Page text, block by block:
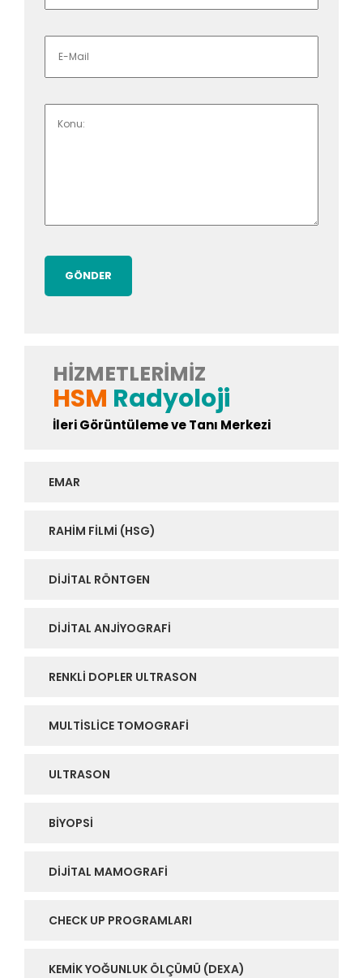
HIZMETLERIMIZ
HSM Radyoloji
İleri Görüntüleme ve Tanı Merkezi
EMAR
RAHIM FILMI (HSG)
DIJITAL RÖNTGEN
DIJITAL ANJIYOGRAFI
RENKLI DOPLER ULTRASON
MULTISLICE TOMOGRAFI
ULTRASON
BIYOPSI
DIJITAL MAMOGRAFI
CHECK UP PROGRAMLARI
KEMIK YOĞUNLUK ÖLÇÜMÜ (DEXA)